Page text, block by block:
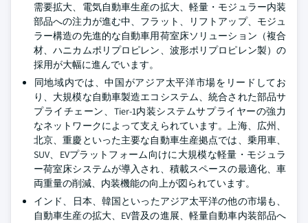
需要拡大、電気自動車生産の拡大、軽量・モジュラー内装
部品への注力が進む中、フラット、リフトアップ、モジュ
ラー構造の先進的な自動車用荷室床ソリューション（複合
材、ハニカムポリプロピレン、波形ポリプロピレン製）の
採用が大幅に進んでいます。
同地域内では、中国がアジア太平洋市場をリードしてお
り、大規模な自動車製造エコシステム、統合された部品サ
プライチェーン、Tier-1内装システムサプライヤーの強力
なネットワークによって支えられています。上海、広州、
北京、重慶といった主要な自動車生産拠点では、乗用車、
SUV、EVプラットフォーム向けに大規模な軽量・モジュラ
ー荷室床システムが導入され、積載スペースの最適化、車
両重量の削減、内装機能の向上が図られています。
インド、日本、韓国といったアジア太平洋の他の市場も、
自動車生産の拡大、EV普及の進展、軽量自動車内装部品へ